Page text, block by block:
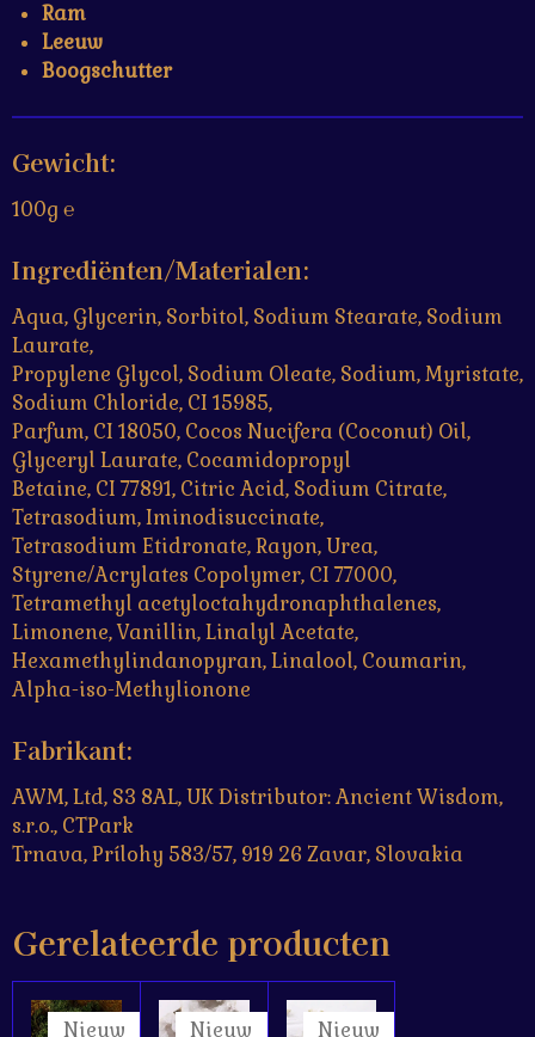
Ram
Leeuw
Boogschutter
Gewicht:
100g ℮
Ingrediënten/Materialen:
Aqua, Glycerin, Sorbitol, Sodium Stearate, Sodium
Laurate,
Propylene Glycol, Sodium Oleate, Sodium, Myristate,
Sodium Chloride, CI 15985,
Parfum, CI 18050, Cocos Nucifera (Coconut) Oil,
Glyceryl Laurate, Cocamidopropyl
Betaine, CI 77891, Citric Acid, Sodium Citrate,
Tetrasodium, Iminodisuccinate,
Tetrasodium Etidronate, Rayon, Urea,
Styrene/Acrylates Copolymer, CI 77000,
Tetramethyl acetyloctahydronaphthalenes,
Limonene, Vanillin, Linalyl Acetate,
Hexamethylindanopyran, Linalool, Coumarin,
Alpha-iso-Methylionone
Fabrikant:
AWM, Ltd, S3 8AL, UK Distributor: Ancient Wisdom,
s.r.o., CTPark
Trnava, Prílohy 583/57, 919 26 Zavar, Slovakia
Gerelateerde producten
Nieuw Nieuw Nieuw